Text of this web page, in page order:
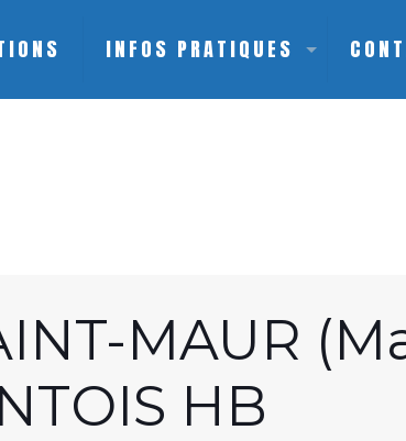
INFOS PRATIQUES
MAUR
HB